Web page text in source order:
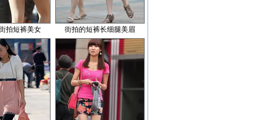
拍短裤美女 街拍的短裤长细腿美眉